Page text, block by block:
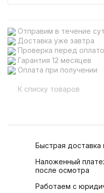
Отправим в течение
Доставка уже завтра
Проверка перед
Гарантия 12 месяцев
Оплата при получении
К списку товаров
Быстрая доставка
Наложенный
после осмотра
Работаем с